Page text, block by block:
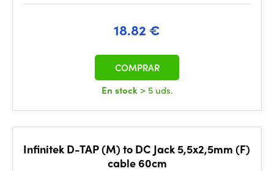
18.82 €
En stock > 5 uds.
COMPRAR
Infinitek D-TAP (M) to DC Jack 5,5x2,5mm (F)
cable 60cm